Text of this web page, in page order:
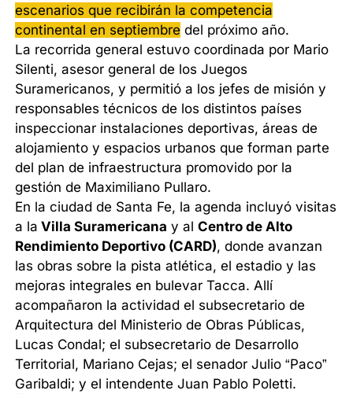
escenarios que recibirán la competencia
continental en septiembre del próximo año.
La recorrida general estuvo coordinada por Mario
Silenti, asesor general de los Juegos
Suramericanos, y permitió a los jefes de misión y
responsables técnicos de los distintos países
inspeccionar instalaciones deportivas, áreas de
alojamiento y espacios urbanos que forman parte
del plan de infraestructura promovido por la
gestión de Maximiliano Pullaro.
En la ciudad de Santa Fe, la agenda incluyó visitas
a la Villa Suramericana y alCentro de Alto
Rendimiento Deportivo (CARD), donde avanzan
las obras sobre la pista atlética, el estadio y las
mejoras integrales en bulevar Tacca. Allí
acompañaron la actividad el subsecretario de
Arquitectura del Ministerio de Obras Públicas,
Lucas Condal; el subsecretario de Desarrollo
Territorial, Mariano Cejas; el senador Julio “Paco”
Garibaldi; y el intendente Juan Pablo Poletti.